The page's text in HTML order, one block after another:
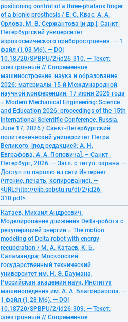
positioning control of a three-phalanx finger
of a bionic prosthesis / Е. С. Квас, А. А.
Орлова, М. В. Сержантова [и др.]; Санкт-
Петербургский университет
аэрокосмического приборостроения. — 1
файл (1,03 Мб). — DOI
10.18720/SPBPU/2/id26-310. — Текст:
электронный // Современное
машиностроение: наука и образование
2026: материалы 15-й Международной
научной конференции, 17 июня 2026 года
= Modern Mechanical Engineering: Science
and Education 2026: proceedings of the 15th
International Scientific Conference, Russia,
June 17, 2026 / Санкт-Петербургский
политехнический университет Петра
Великого; [под редакцией: А. Н.
Евграфова, А. А. Поповича]. – Санкт-
Петербург, 2026. — Загл. с титул. экрана. —
Доступ по паролю из сети Интернет
(чтение, печать, копирование). —
<URL:http://elib.spbstu.ru/dl/2/id26-
310.pdf>.
Катаев, Михаил Андреевич.
Моделирование движения Delta-робота с
рекуперацией энергии = The motion
modeling of Delta robot with energy
recuperation / М. А. Катаев, К. Б.
Саламандра; Московский
государственный технический
университет им. Н. Э. Баумана,
Российская академия наук, Институт
машиноведения им. А. А. Благонравова. —
1 файл (1,28 Мб). — DOI
10.18720/SPBPU/2/id26-309. — Текст:
электронный // Современное